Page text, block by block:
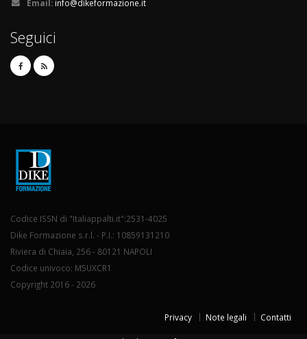
Email: info@dikeformazione.it
Seguici
Codice ISSN di "Italiappalti.it":2531-4025
Dike Formazione s.r.l. - P.I.: 10859131210
Riviera di Chiaia, 256 - 80121 NAPOLI
Codice univoco: M5UXCR1
Copyright 2016 - 2026
Privacy Note legali Contatti